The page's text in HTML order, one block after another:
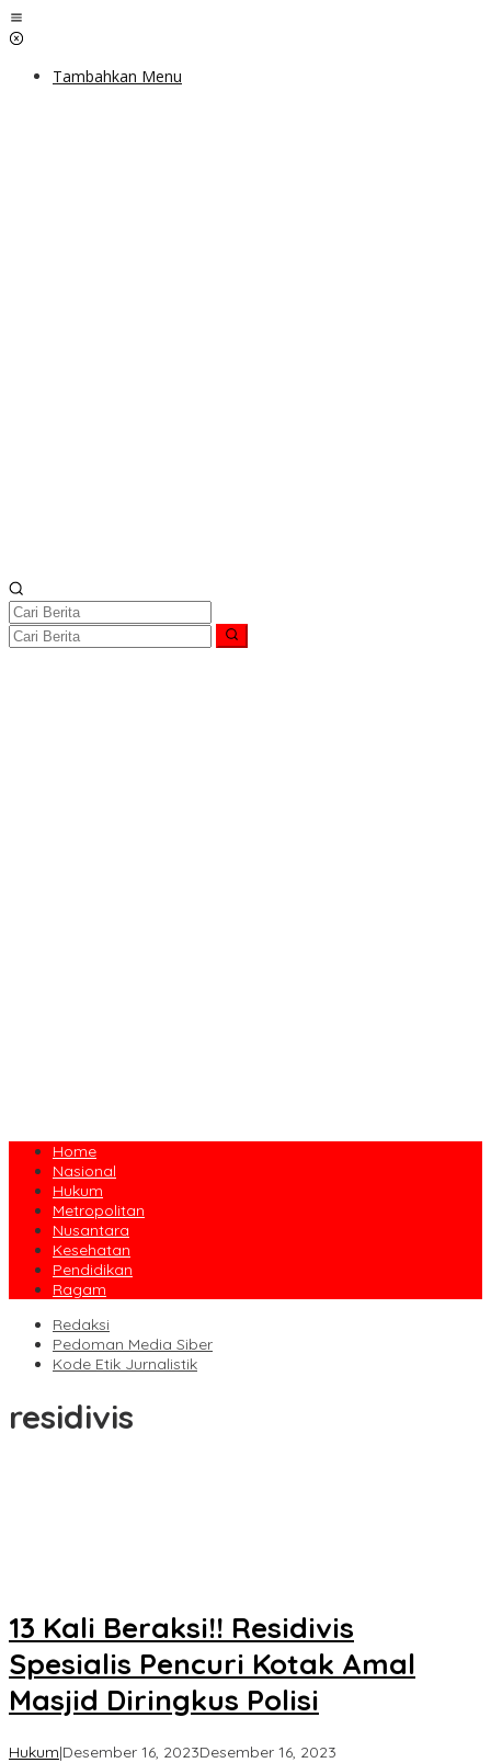
Lewati
ke
Tambahkan Menu
Home
Nasional
Hukum
Metropolitan
Nusantara
Kesehatan
Pendidikan
Ragam
Redaksi
Pedoman Media Siber
Kode Etik Jurnalistik
residivis
13 Kali Beraksi!! Residivis
Spesialis Pencuri Kotak Amal
Masjid Diringkus Polisi
Hukum|Desember 16, 2023Desember 16, 2023